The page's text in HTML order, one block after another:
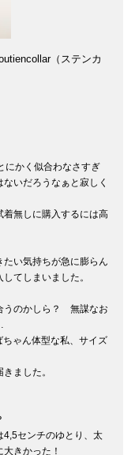
（ステンカ
にかく似合わなさすぎ
いだろうなぁと寂しく
着無しに購入するには高
い気持ちが急に膨らん
てしまいました。
のかしら？　無謀なお
ゃん体型な私、サイズ
ました。
センチのゆとり、太
きかった！